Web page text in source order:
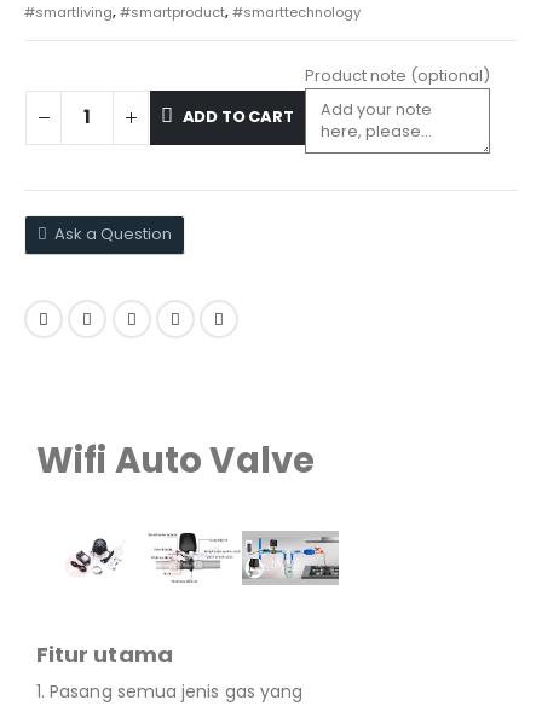
#smartliving,#smartproduct,#smarttechnology
ADD TO CART
Product note (optional)
Ask a Question
Wifi Auto Valve
Fitur utama
1. Pasang semua jenis gas yang